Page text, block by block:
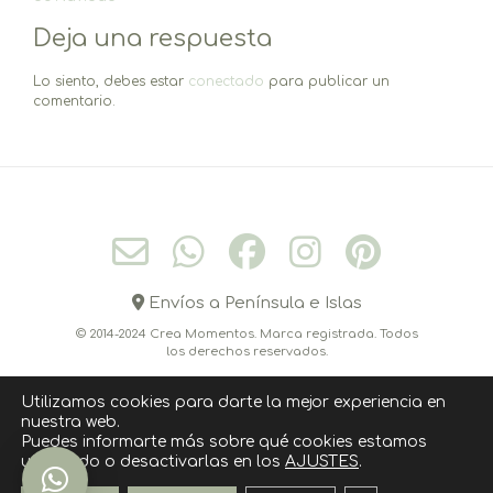
Deja una respuesta
Lo siento, debes estar conectado para publicar un
comentario.
Envíos a Península e Islas
© 2014-2024 Crea Momentos. Marca registrada. Todos
los derechos reservados.
CONÓCEME CONTACTO
CÓMO COMPRAR
POLITICA DE COOKIES
AVISO LEGAL
POLÍTICA DE PRIVACIDAD
Utilizamos cookies para darte la mejor experiencia en
nuestra web.
Puedes informarte más sobre qué cookies estamos
utilizando o desactivarlas en los AJUSTES.